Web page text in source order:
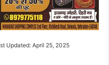
Updated: April 25, 2025